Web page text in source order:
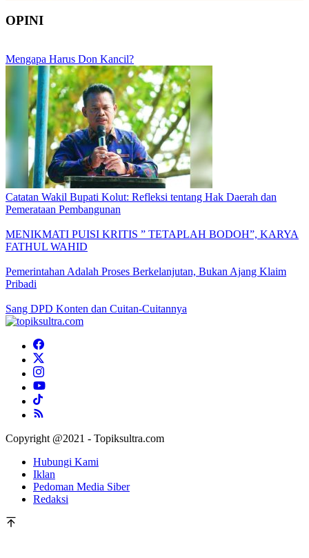
OPINI
Mengapa Harus Don Kancil?
Catatan Wakil Bupati Kolut: Refleksi tentang Hak Daerah dan
Pemerataan Pembangunan
MENIKMATI PUISI KRITIS ” TETAPLAH BODOH”, KARYA
FATHUL WAHID
Pemerintahan Adalah Proses Berkelanjutan, Bukan Ajang Klaim
Pribadi
Sang DPD Konten dan Cuitan-Cuitannya
Copyright @2021 - Topiksultra.com
Hubungi Kami
Iklan
Pedoman Media Siber
Redaksi